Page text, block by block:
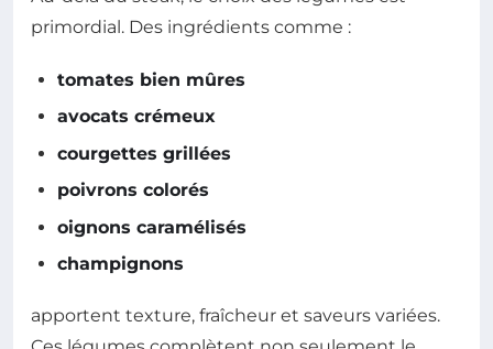
primordial. Des ingrédients comme :
tomates bien mûres
avocats crémeux
courgettes grillées
poivrons colorés
oignons caramélisés
champignons
apportent texture, fraîcheur et saveurs variées.